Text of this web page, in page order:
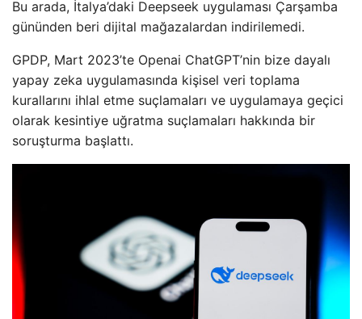
Bu arada, İtalya’daki Deepseek uygulaması Çarşamba
gününden beri dijital mağazalardan indirilemedi.
GPDP, Mart 2023’te Openai ChatGPT’nin bize dayalı
yapay zeka uygulamasında kişisel veri toplama
kurallarını ihlal etme suçlamaları ve uygulamaya geçici
olarak kesintiye uğratma suçlamaları hakkında bir
soruşturma başlattı.